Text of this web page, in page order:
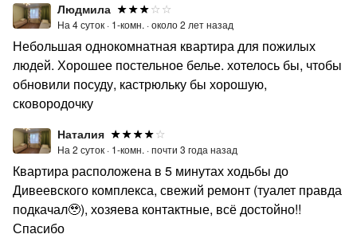
Людмила
На 4 суток · 1-комн. ·около 2 лет назад
Небольшая однокомнатная квартира для пожилых
людей. Хорошее постельное белье. хотелось бы, чтобы
обновили посуду, кастрюльку бы хорошую,
сковородочку
Наталия
На 2 суток · 1-комн. ·почти 3 года назад
Квартира расположена в 5 минутах ходьбы до
Дивеевского комплекса, свежий ремонт (туалет правда
подкачал🥹), хозяева контактные, всё достойно!!
Спасибо